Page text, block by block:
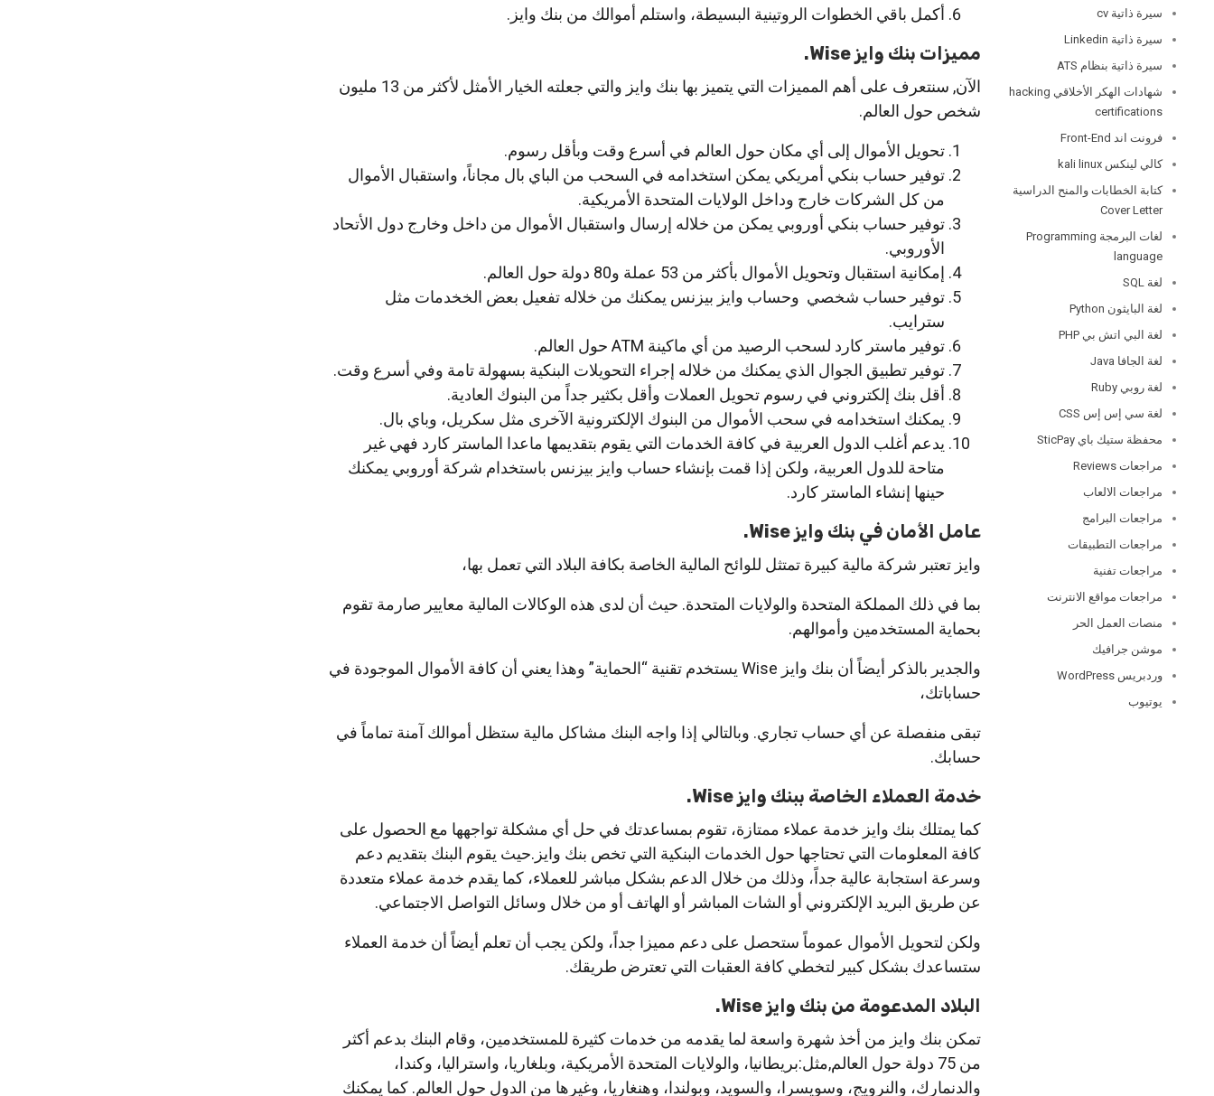
أكمل باقي الخطوات الروتينية البسيطة، واستلم أموالك من بنك وايز.
مميزات بنك وايز Wise.
الآن, سنتعرف على أهم المميزات التي يتميز بها بنك وايز والتي جعلته الخيار الأمثل لأكثر من 13 مليون
شخص حول العالم.
تحويل الأموال إلى أي مكان حول العالم في أسرع وقت وبأقل رسوم.
توفير حساب بنكي أمريكي يمكن استخدامه في السحب من الباي بال مجاناً، واستقبال الأموال
من كل الشركات خارج وداخل الولايات المتحدة الأمريكية.
توفير حساب بنكي أوروبي يمكن من خلاله إرسال واستقبال الأموال من داخل وخارج دول الأتحاد
الأوروبي.
إمكانية استقبال وتحويل الأموال بأكثر من 53 عملة و80 دولة حول العالم.
توفير حساب شخصي وحساب وايز بيزنس يمكنك من خلاله تفعيل بعض الخخدمات مثل
سترايب.
توفير ماستر كارد لسحب الرصيد من أي ماكينة ATM حول العالم.
توفير تطبيق الجوال الذي يمكنك من خلاله إجراء التحويلات البنكية بسهولة تامة وفي أسرع وقت.
أقل بنك إلكتروني في رسوم تحويل العملات وأقل بكثير جداً من البنوك العادية.
يمكنك استخدامه في سحب الأموال من البنوك الإلكترونية الآخرى مثل سكريل، وباي بال.
يدعم أغلب الدول العربية في كافة الخدمات التي يقوم بتقديمها ماعدا الماستر كارد فهي غير
متاحة للدول العربية، ولكن إذا قمت بإنشاء حساب وايز بيزنس باستخدام شركة أوروبي يمكنك
حينها إنشاء الماستر كارد.
عامل الأمان في بنك وايز Wise.
وايز تعتبر شركة مالية كبيرة تمتثل للوائح المالية الخاصة بكافة البلاد التي تعمل بها،
بما في ذلك المملكة المتحدة والولايات المتحدة. حيث أن لدى هذه الوكالات المالية معايير صارمة تقوم
بحماية المستخدمين وأموالهم.
والجدير بالذكر أيضاً أن بنك وايز Wise يستخدم تقنية “الحماية” وهذا يعني أن كافة الأموال الموجودة في
حساباتك،
تبقى منفصلة عن أي حساب تجاري. وبالتالي إذا واجه البنك مشاكل مالية ستظل أموالك آمنة تماماً في
حسابك.
خدمة العملاء الخاصة ببنك وايز Wise.
كما يمتلك بنك وايز خدمة عملاء ممتازة، تقوم بمساعدتك في حل أي مشكلة تواجهها مع الحصول على
كافة المعلومات التي تحتاجها حول الخدمات البنكية التي تخص بنك وايز.حيث يقوم البنك بتقديم دعم
وسرعة استجابة عالية جداً، وذلك من خلال الدعم بشكل مباشر للعملاء، كما يقدم خدمة عملاء متعددة
عن طريق البريد الإلكتروني أو الشات المباشر أو الهاتف أو من خلال وسائل التواصل الاجتماعي.
ولكن لتحويل الأموال عموماً ستحصل على دعم مميزا جداً، ولكن يجب أن تعلم أيضاً أن خدمة العملاء
ستساعدك بشكل كبير لتخطي كافة العقبات التي تعترض طريقك.
البلاد المدعومة من بنك وايز Wise.
تمكن بنك وايز من أخذ شهرة واسعة لما يقدمه من خدمات كثيرة للمستخدمين، وقام البنك بدعم أكثر
من 75 دولة حول العالم,مثل:بريطانيا، والولايات المتحدة الأمريكية، وبلغاريا، واستراليا، وكندا،
والدنمارك، والنرويج، وسويسرا، والسويد، وبولندا، وهنغاريا، وغيرها من الدول حول العالم. كما يمكنك
سيرة ذاتية cv
سيرة ذاتية Linkedin
سيرة ذاتية بنظام ATS
شهادات الهكر الأخلاقي hacking
certifications
فرونت اند Front-End
كالي لينكس kali linux
كتابة الخطابات والمنح الدراسية
Cover Letter
لغات البرمجة Programming
language
لغة SQL
لغة البايثون Python
لغة البي اتش بي PHP
لغة الجافا Java
لغة روبي Ruby
لغة سي إس إس CSS
محفظة ستيك باي SticPay
مراجعات Reviews
مراجعات الالعاب
مراجعات البرامج
مراجعات التطبيقات
مراجعات تفنية
مراجعات مواقع الانترنت
منصات العمل الحر
موشن جرافيك
وردبريس WordPress
يوتيوب